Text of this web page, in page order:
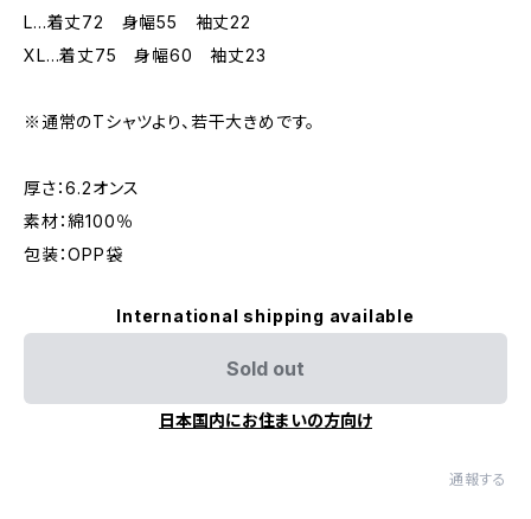
L…着丈72 身幅55 袖丈22
XL…着丈75 身幅60 袖丈23
※通常のTシャツより、若干大きめです。
厚さ：6.2オンス
素材：綿100％
包装：OPP袋
International shipping available
Sold out
日本国内にお住まいの方向け
通報する